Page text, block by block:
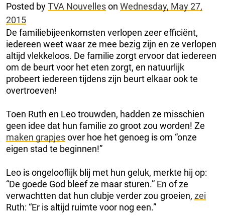
Posted byTVA Nouvelleson Wednesday, May 27,
2015
De familiebijeenkomsten verlopen zeer efficiënt,
iedereen weet waar ze mee bezig zijn en ze verlopen
altijd vlekkeloos. De familie zorgt ervoor dat iedereen
om de beurt voor het eten zorgt, en natuurlijk
probeert iedereen tijdens zijn beurt elkaar ook te
overtroeven!
Toen Ruth en Leo trouwden, hadden ze misschien
geen idee dat hun familie zo groot zou worden! Ze
maken grapjesover hoe het genoeg is om “onze
eigen stad te beginnen!”
Leo is ongelooflijk blij met hun geluk, merkte hij op:
“De goede God bleef ze maar sturen.” En of ze
verwachtten dat hun clubje verder zou groeien, zei
Ruth: “Er is altijd ruimte voor nog een.”